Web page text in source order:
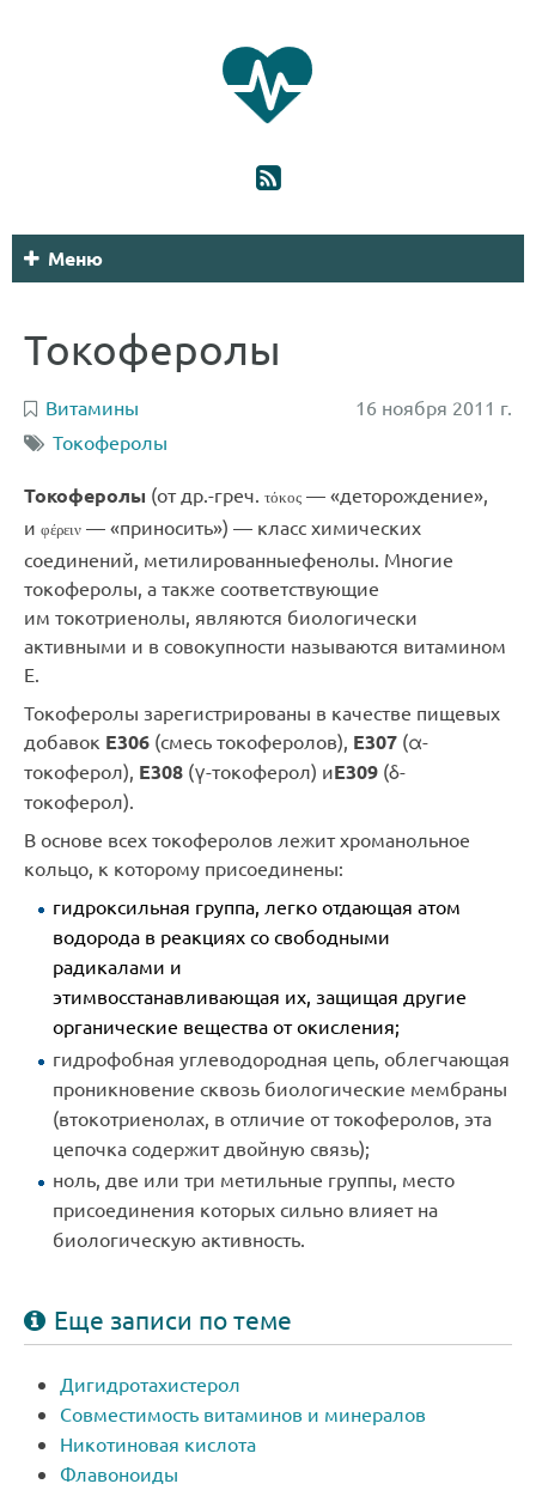
Меню
Токоферолы
16 ноября 2011 г.
Витамины
Токоферолы
Токоферолы (от др.-греч. τόκος — «деторождение»,
и φέρειν — «приносить») — класс химических
соединений, метилированныефенолы. Многие
токоферолы, а также соответствующие
им токотриенолы, являются биологически
активными и в совокупности называются витамином
E.
Токоферолы зарегистрированы в качестве пищевых
добавок E306 (смесь токоферолов), E307 (α-
токоферол), E308 (γ-токоферол) иE309 (δ-
токоферол).
В основе всех токоферолов лежитхроманольное
кольцо, к которому присоединены:
гидроксильная группа, легко отдающая атом
водорода в реакциях со свободными
радикалами и
этимвосстанавливающая их, защищая другие
органические вещества от окисления;
гидрофобная углеводородная цепь, облегчающая
проникновение сквозь биологические мембраны
(втокотриенолах , в отличие от токоферолов, эта
цепочка содержит двойную связь);
ноль, две или три метильные группы, место
присоединения которых сильно влияет на
биологическую активность.
Еще записи по теме
Дигидротахистерол
Совместимость витаминов и минералов
Никотиновая кислота
Флавоноиды